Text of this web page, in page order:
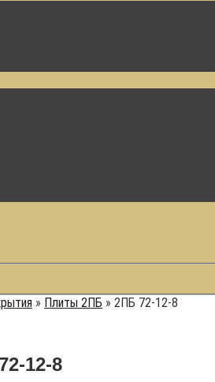
» Плиты 2ПБ » 2ПБ 72-12-8
12-8